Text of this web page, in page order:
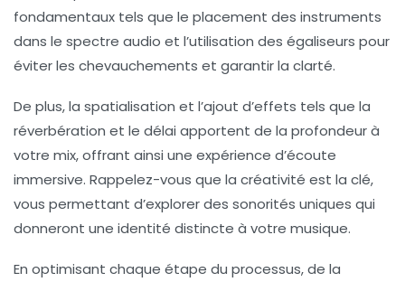
fondamentaux tels que le placement des instruments
dans le spectre audio et l’utilisation des égaliseurs pour
éviter les chevauchements et garantir la clarté.
De plus, la spatialisation et l’ajout d’effets tels que la
réverbération et le délai apportent de la profondeur à
votre mix, offrant ainsi une expérience d’écoute
immersive. Rappelez-vous que la créativité est la clé,
vous permettant d’explorer des sonorités uniques qui
donneront une identité distincte à votre musique.
En optimisant chaque étape du processus, de la